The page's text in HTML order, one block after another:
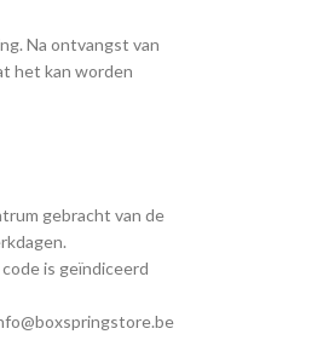
Na ontvangst van
het kan worden
gebracht van de
is geïndiceerd